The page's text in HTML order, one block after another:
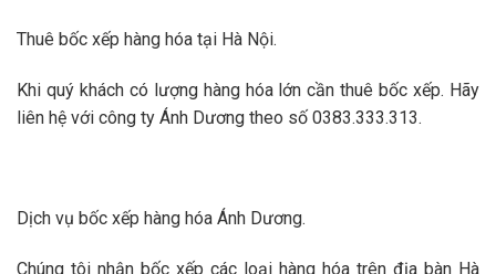
Thuê bốc xếp hàng hóa tại Hà Nội.
Khi quý khách có lượng hàng hóa lớn cần thuê bốc xếp. Hãy
liên hệ với công ty Ánh Dương theo số 0383.333.313.
Dịch vụ bốc xếp hàng hóa Ánh Dương.
Chúng tôi nhận bốc xếp các loại hàng hóa trên địa bàn Hà